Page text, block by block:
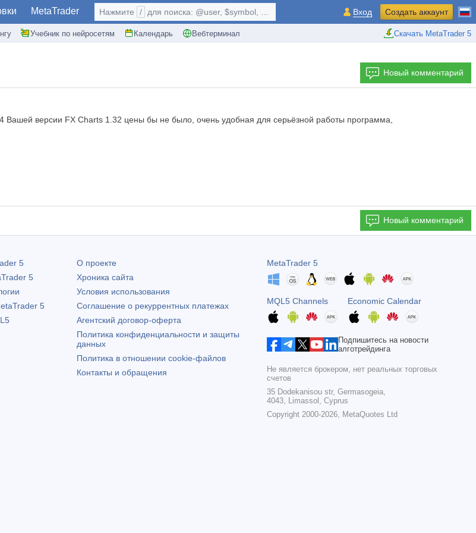
MetaTrader
Учебник по нейросетям Календарь Вебтерминал Скачать MetaTrader 5
Нажмите / для поиска: @user, $symbol, ... Вход Создать аккаунт
Новый комментарий
версии FX Charts 1.32 цены бы не было, очень удобная для серьёзной работы программа,
Новый комментарий
5
5
5
О проекте
Хроника сайта
Условия использования
Соглашение о рекуррентных платежах
Агентский договор-оферта
Политика конфиденциальности и защиты
данных
Политика в отношении cookie-файлов
Контакты и обращения
MetaTrader 5
MQL5 Channels Economic Calendar
Подпишитесь на новости
алготрейдинга
Не является брокером, нет реальных торговых
счетов
35 Dodekanisou str, Germasogeia,
4043, Limassol, Cyprus
Copyright 2000-2026,
MetaQuotes Ltd